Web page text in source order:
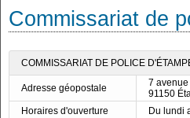
Commissariat de
COMMISSARIAT DE POLICE
Adresse géopostale
7
91150
Horaires d'ouverture
Du lundi